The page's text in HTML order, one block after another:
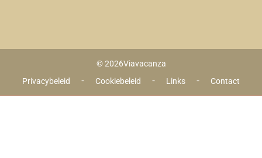
© 2026Viavacanza
Privacybeleid
- Cookiebeleid - Links - Contact